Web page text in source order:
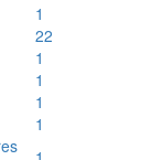
1
22
1
1
1
1